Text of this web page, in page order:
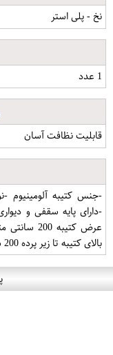
نخ - پلی استر
1 عدد
قابلیت نظافت آسان
-دارای پایه سقفی و
بالای کتیبه تا زیر پرده 200 سانتی متر